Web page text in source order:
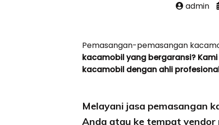
admin
Pemasangan-pemasangan
kacamobil yang bergaransi?
kacamobil dengan ahli
Melayani jasa pemasangan
Anda atau ke tempat vendor